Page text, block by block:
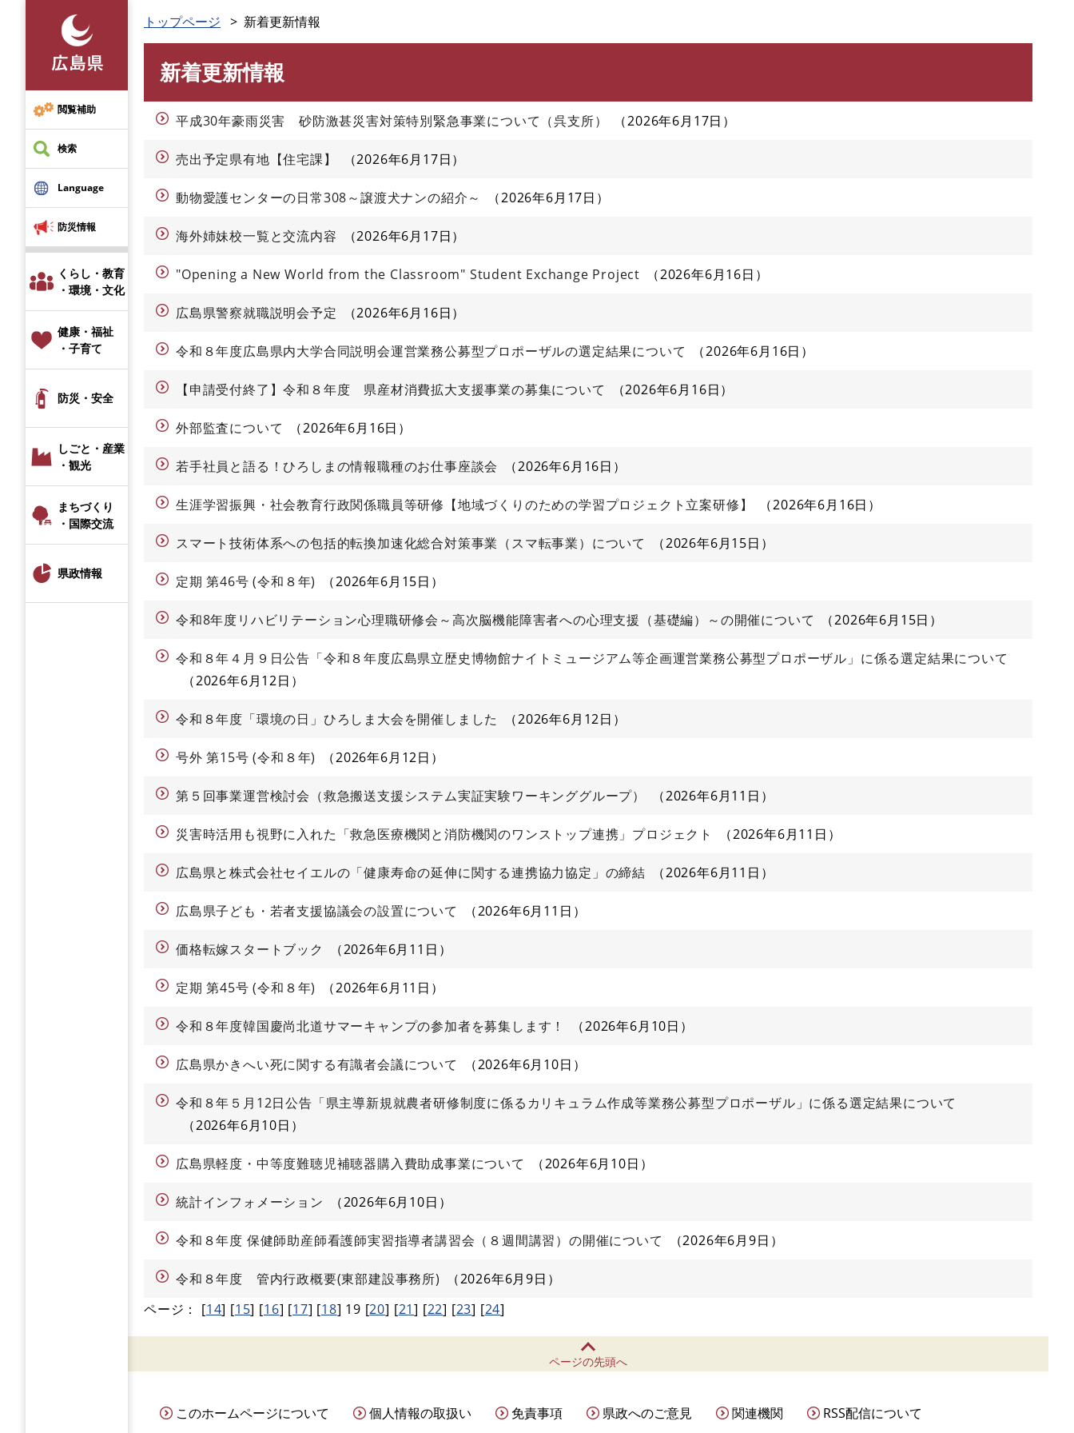
先
頭
で
す
閲覧補助
検索
Language
防災情報
くらし・教育
・環境・文化
健康・福祉
・子育て
防災・安全
しごと・産業
・観光
まちづくり
・国際交流
県政情報
トップページ 新着更新情報
新着更新情報
平成30年豪雨災害 砂防激甚災害対策特別緊急事業について（呉支所） 2026年6月17日
売出予定県有地【住宅課】 2026年6月17日
動物愛護センターの日常308～譲渡犬ナンの紹介～ 2026年6月17日
海外姉妹校一覧と交流内容 2026年6月17日
"Opening a New World from the Classroom" Student Exchange Project 2026年6月16日
広島県警察就職説明会予定 2026年6月16日
令和８年度広島県内大学合同説明会運営業務公募型プロポーザルの選定結果について 2026年6月16日
【申請受付終了】令和８年度 県産材消費拡大支援事業の募集について 2026年6月16日
外部監査について 2026年6月16日
若手社員と語る！ひろしまの情報職種のお仕事座談会 2026年6月16日
生涯学習振興・社会教育行政関係職員等研修【地域づくりのための学習プロジェクト立案研修】 2026年6月16日
スマート技術体系への包括的転換加速化総合対策事業（スマ転事業）について 2026年6月15日
定期 第46号 (令和８年) 2026年6月15日
令和8年度リハビリテーション心理職研修会～高次脳機能障害者への心理支援（基礎編）～の開催について 2026年6月15日
令和８年４月９日公告「令和８年度広島県立歴史博物館ナイトミュージアム等企画運営業務公募型プロポーザル」に係る選定結果について
2026年6月12日
令和８年度「環境の日」ひろしま大会を開催しました 2026年6月12日
号外 第15号 (令和８年) 2026年6月12日
第５回事業運営検討会（救急搬送支援システム実証実験ワーキンググループ） 2026年6月11日
災害時活用も視野に入れた「救急医療機関と消防機関のワンストップ連携」プロジェクト 2026年6月11日
広島県と株式会社セイエルの「健康寿命の延伸に関する連携協力協定」の締結 2026年6月11日
広島県子ども・若者支援協議会の設置について 2026年6月11日
価格転嫁スタートブック 2026年6月11日
定期 第45号 (令和８年) 2026年6月11日
令和８年度韓国慶尚北道サマーキャンプの参加者を募集します！ 2026年6月10日
広島県かきへい死に関する有識者会議について 2026年6月10日
令和８年５月12日公告「県主導新規就農者研修制度に係るカリキュラム作成等業務公募型プロポーザル」に係る選定結果について
2026年6月10日
広島県軽度・中等度難聴児補聴器購入費助成事業について 2026年6月10日
統計インフォメーション 2026年6月10日
令和８年度 保健師助産師看護師実習指導者講習会（８週間講習）の開催について 2026年6月9日
令和８年度 管内行政概要(東部建設事務所)
2026年6月9日
ページ：
[14] [15] [16] [17] [18] 19 [20] [21] [22] [23] [24]
ページの先頭へ
このホームページについて 個人情報の取扱い 免責事項 県政へのご意見 関連機関 RSS配信について